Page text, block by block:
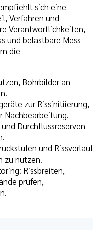
sich eine
Verfahren und
Verantwortlichkeiten,
und belastbare Mess-
die
Bohrbilder an
zur Rissinitiierung,
Nachbearbeitung.
Durchflussreserven
und Rissverlauf
zu nutzen.
Rissbreiten,
prüfen,